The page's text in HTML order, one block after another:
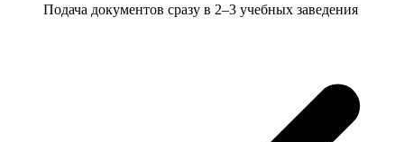
Подача документов сразу в 2–3 учебных заведения